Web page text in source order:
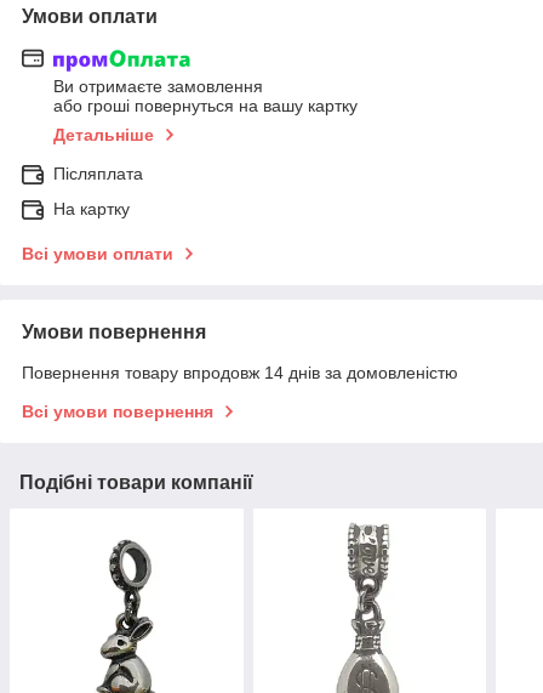
Умови оплати
Ви отримаєте замовлення
або гроші повернуться на вашу картку
Детальніше
Післяплата
На картку
Всі умови оплати
Умови повернення
Повернення товару впродовж 14 днів за домовленістю
Всі умови повернення
Подібні товари компанії